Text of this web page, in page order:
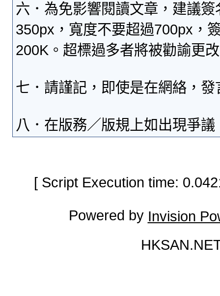
六．為免影響閱讀文章，建議
350px，寬度不要超過700px，
200K。超標過多者將被勸諭更
七．請謹記，即使是在網絡，
八．在版務／版規上如出現爭
[ Script Execution time:
Powered by Invision